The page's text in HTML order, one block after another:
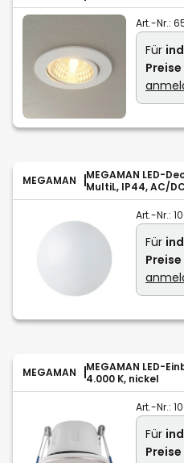
Art.-Nr.:
Für
Preise
MEGAMAN
MEGAMAN LED-
MultiL, IP44, AC/DC
Art.-Nr.:
Für
Preise
MEGAMAN
MEGAMAN LED-
4.000 K, nickel
Art.-Nr.:
Für
Preise